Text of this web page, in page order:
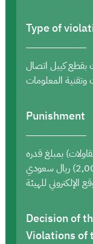
Type of
بقطع كيبل اتصال
وتقنية المعلومات
Punishment
بمبلغ قدره
Decision of
Violations of